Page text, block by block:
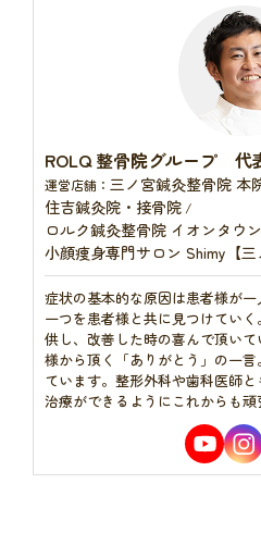
ROLQ 整骨院グループ 代
運営店舗： 三ノ宮鍼灸整骨院 本
住吉鍼灸院・接骨院 /
ロルク鍼灸整骨院 イオンタウ
小顔痩身専門サロン Shimy【三
症状の基本的な原因は患者様が
一つを患者様と共に見つけてい
供し、改善した時の喜んで頂い
様から頂く「ありがとう」の一
ています。整形外科や歯科医師
治療ができるようにこれからも頑